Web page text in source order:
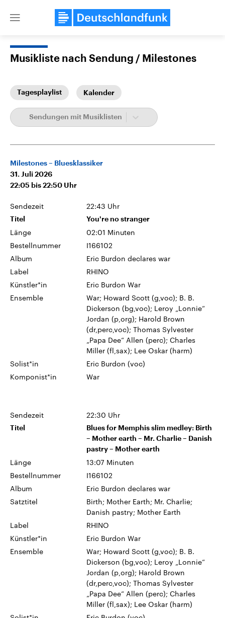
Close
Landtagswahl Sachsen-Anhalt
2026
September 2026 einen neuen
Landtag. Seit 2021 wird das
Bundesland von einer Koalition aus
CDU, SPD und FDP regiert.-
Wahlprogramme, aktuelle Berichte
und Hintergründe zu den Parteien
und Kandidaten der anstehenden
Wahl.
mit großem Einfluss auf
Sendungen Programm Podcasts
Audio-Archiv
Musikliste nach Sendung Milestones
Tagesplaylist Kalender
Sendungen mit Musiklisten
Milestones – Bluesklassiker
31. Juli 2026
22:05 bis 22:50 Uhr
Sendezeit 22:43 Uhr
Titel You're no stranger
Länge
02:01 Minuten
Bestellnummer
I166102
Album
Eric Burdon declares war
Label
RHINO
Künstler*in
Eric Burdon War
Ensemble
War; Howard Scott (g,voc); B. B.
Dickerson (bg,voc); Leroy „Lonnie“
Jordan (p,org); Harold Brown
(dr,perc,voc); Thomas Sylvester
„Papa Dee“ Allen (perc); Charles
Miller (fl,sax); Lee Oskar (harm)
Solist*in
Eric Burdon (voc)
Komponist*in
War
Sendezeit 22:30 Uhr
Titel
Blues for Memphis slim medley: Birth
– Mother earth – Mr. Charlie – Danish
pastry – Mother earth
Länge
13:07 Minuten
Bestellnummer
I166102
Album
Eric Burdon declares war
Satztitel
Birth; Mother Earth; Mr. Charlie;
Danish pastry; Mother Earth
Label
RHINO
Künstler*in
Eric Burdon War
Ensemble
War; Howard Scott (g,voc); B. B.
Dickerson (bg,voc); Leroy „Lonnie“
Jordan (p,org); Harold Brown
(dr,perc,voc); Thomas Sylvester
„Papa Dee“ Allen (perc); Charles
Miller (fl,sax); Lee Oskar (harm)